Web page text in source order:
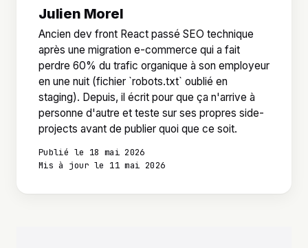
Julien Morel
Ancien dev front React passé SEO technique
après une migration e-commerce qui a fait
perdre 60% du trafic organique à son employeur
en une nuit (fichier `robots.txt` oublié en
staging). Depuis, il écrit pour que ça n'arrive à
personne d'autre et teste sur ses propres side-
projects avant de publier quoi que ce soit.
Publié le 18 mai 2026
Mis à jour le 11 mai 2026